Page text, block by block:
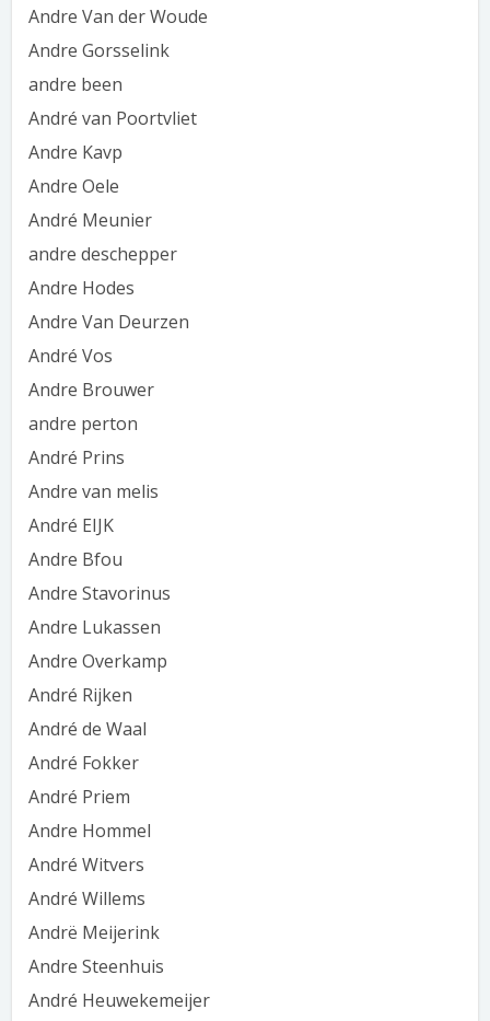
Andre Van der Woude
Andre Gorsselink
andre been
André van Poortvliet
Andre Kavp
Andre Oele
André Meunier
andre deschepper
Andre Hodes
Andre Van Deurzen
André Vos
Andre Brouwer
andre perton
André Prins
Andre van melis
André EIJK
Andre Bfou
Andre Stavorinus
Andre Lukassen
Andre Overkamp
André Rijken
André de Waal
André Fokker
André Priem
Andre Hommel
André Witvers
André Willems
Andrë Meijerink
Andre Steenhuis
André Heuwekemeijer